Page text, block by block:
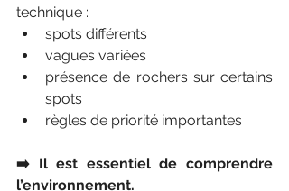
technique :
spots différents
vagues variées
présence de rochers sur certains
spots
règles de priorité importantes
➡️ Il est essentiel de comprendre
l’environnement.